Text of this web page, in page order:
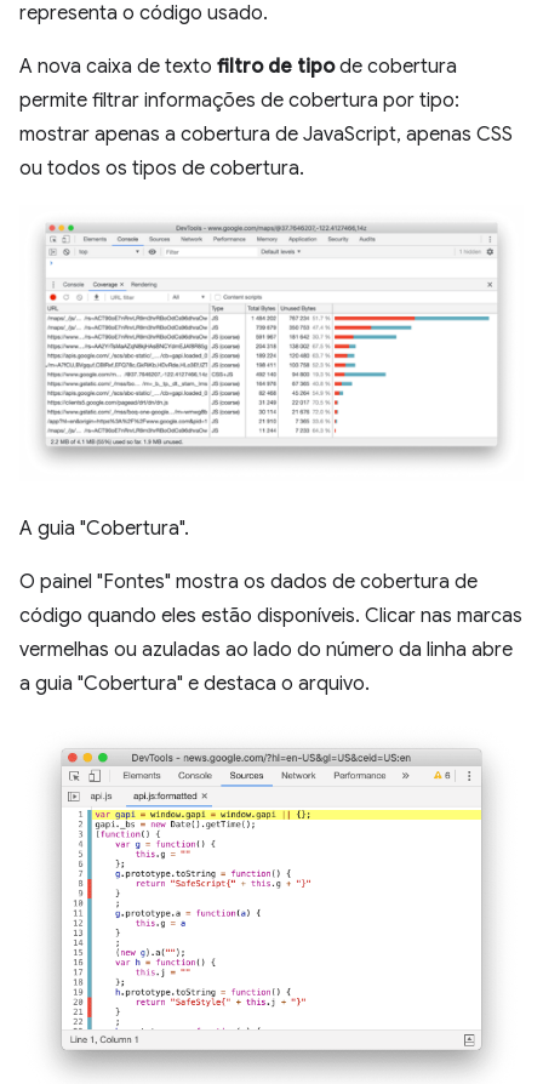
representa o código usado.
A nova caixa de texto filtro de tipode cobertura
permite filtrar informações de cobertura por tipo:
mostrar apenas a cobertura de JavaScript, apenas CSS
ou todos os tipos de cobertura.
A guia "Cobertura".
O painel "Fontes" mostra os dados de cobertura de
código quando eles estão disponíveis. Clicar nas marcas
vermelhas ou azuladas ao lado do número da linha abre
a guia "Cobertura" e destaca o arquivo.